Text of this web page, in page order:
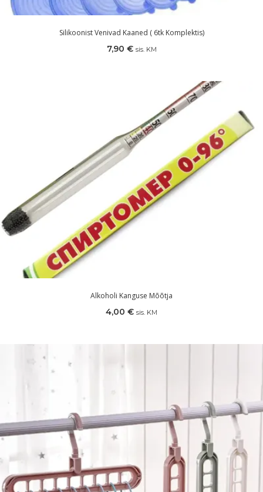
Silikoonist Venivad Kaaned ( 6tk Komplektis)
7,90 € sis. KM
Alkoholi Kanguse Mõõtja
4,00 € sis. KM